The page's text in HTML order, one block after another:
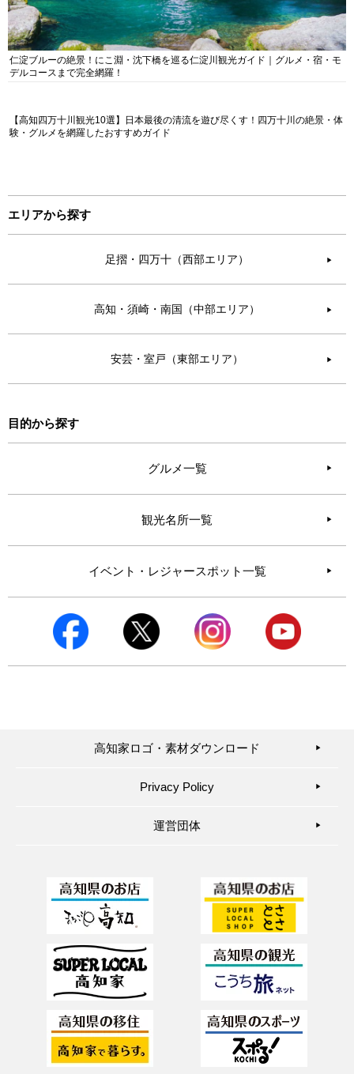
仁淀ブルーの絶景！にこ淵・沈下橋を巡る仁淀川観光ガイド｜グルメ・宿・モ
デルコースまで完全網羅！
【高知四万十川観光10選】日本最後の清流を遊び尽くす！四万十川の絶景・体
験・グルメを網羅したおすすめガイド
エリアから探す
足摺・四万十（西部エリア） ▶︎
高知・須崎・南国（中部エリア） ▶︎
安芸・室戸（東部エリア） ▶︎
目的から探す
グルメ一覧
観光名所一覧
イベント・レジャースポット一覧
高知家ロゴ・素材ダウンロード ▶︎
Privacy Policy ▶︎
運営団体 ▶︎